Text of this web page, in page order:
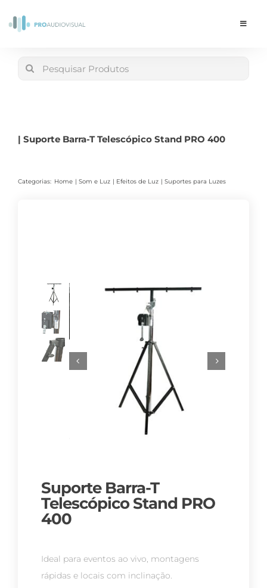
Toggle
Search
| Suporte Barra-T Telescópico Stand PRO 400
Categorias: Home Som e Luz Efeitos de Luz Suportes para Luzes
Suporte Barra-T
Telescópico Stand PRO
400
Ideal para eventos ao vivo, montagens
rápidas e locais com inclinação.